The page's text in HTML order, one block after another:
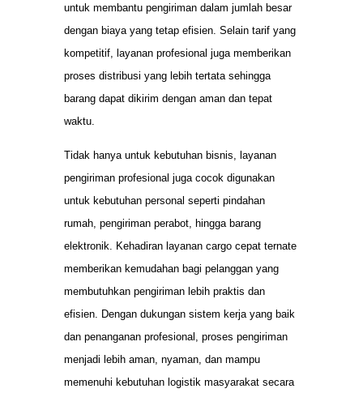
untuk membantu pengiriman dalam jumlah besar
dengan biaya yang tetap efisien. Selain tarif yang
kompetitif, layanan profesional juga memberikan
proses distribusi yang lebih tertata sehingga
barang dapat dikirim dengan aman dan tepat
waktu.
Tidak hanya untuk kebutuhan bisnis, layanan
pengiriman profesional juga cocok digunakan
untuk kebutuhan personal seperti pindahan
rumah, pengiriman perabot, hingga barang
elektronik. Kehadiran layanan cargo cepat ternate
memberikan kemudahan bagi pelanggan yang
membutuhkan pengiriman lebih praktis dan
efisien. Dengan dukungan sistem kerja yang baik
dan penanganan profesional, proses pengiriman
menjadi lebih aman, nyaman, dan mampu
memenuhi kebutuhan logistik masyarakat secara